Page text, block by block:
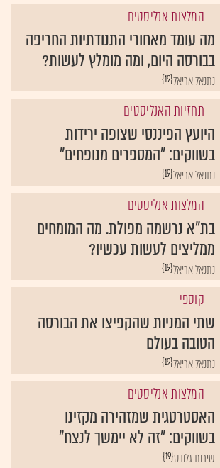
מה עומד מאחורי התנודתיות החריפה
בבורסה היום, ומה מומלץ לעשות?
{19} נתנאל אריאל
היועץ הפיננסי שצופה ירידות
בשווקים: "המספרים מנופחים"
{19}נתנאל אריאל
בת"א נרשמה מפולת. מה המומחים
ממליצים לעשות עכשיו?
{19}נתנאל אריאל
שתי המניות שהקפיצו את הבורסה
הטובה בעולם
{19}נתנאל אריאל
האסטרטגית שמזהירה מקזינו
בשווקים: "זה לא יימשך לנצח"
{19}שירות גלובס